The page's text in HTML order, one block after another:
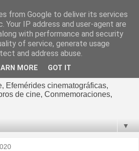
de Jorge
Efemérides cinematográficas,
de cine, Conmemoraciones,
▼
from Google to deliver its services
Your IP address and user-agent are
with performance and security
of service, generate usage
and address abuse.
MORE GOT IT